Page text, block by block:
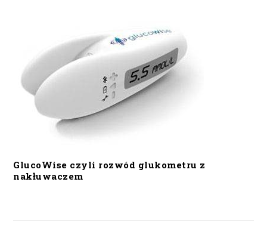
GlucoWise czyli rozwód glukometru z
nakłuwaczem